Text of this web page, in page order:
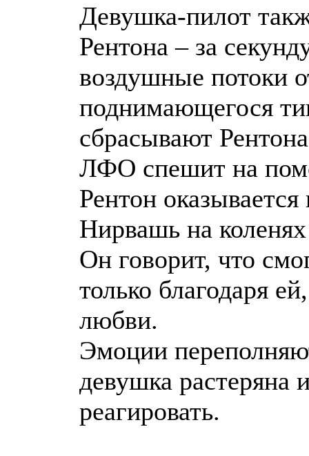
Девушка-пилот
Рентона – за
воздушные потоки
поднимающегося
сбрасывают
ЛФО спешит на
Рентон оказывается
Нирвашь на
Он говорит, что
только благодаря
любви.
Эмоции
девушка растеряна
реагировать.